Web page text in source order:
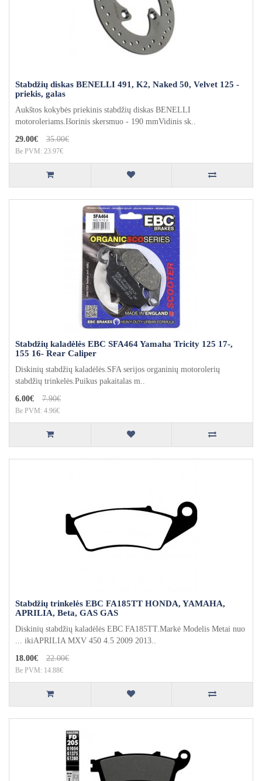
Stabdžių diskas BENELLI 491, K2, Naked 50, Velvet 125 -
priekis, galas
Aukštos kokybės priekinis stabdžių diskas BENELLI
motoroleriams.Išorinis skersmuo - 190 mmVidinis sk..
29.00€
35.00€
Be PVM: 23.97€
Stabdžių kaladėlės EBC SFA464 Yamaha Tricity 125 17-,
155 16- Rear Caliper
Diskinių stabdžių kaladėlės.SFA serijos organinių motorolerių
stabdžių trinkelės.Puikus pakaitalas m..
6.00€
7.90€
Be PVM: 4.96€
Stabdžių trinkelės EBC FA185TT HONDA, YAMAHA,
APRILIA, Beta, GAS GAS
Diskinių stabdžių kaladėlės EBC FA185TT.Markė Modelis Metai nuo
... ikiAPRILIA MXV 450 4.5 2009 2013..
18.00€
22.00€
Be PVM: 14.88€